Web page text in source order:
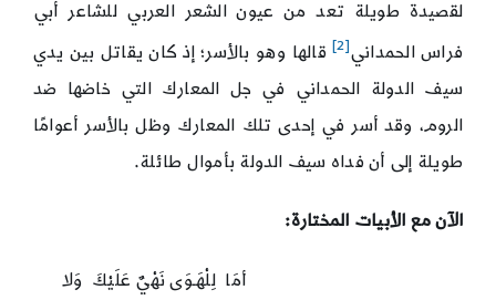
لقصيدة طويلة تعد من عيون الشعر العربي للشاعر أبي
فراس الحمداني[2]
قالها وهو بالأسر؛ إذ كان يقاتل بين يدي
سيف الدولة الحمداني في جل المعارك التي خاضها ضد
الروم، وقد أسر في إحدى تلك المعارك وظل بالأسر أعوامًا
طويلة إلى أن فداه سيف الدولة بأموال طائلة.
الآن مع الأبيات المختارة:
أمَا لِلْهَـوَى نَهْيٌ عَلَيْكَ وَلا